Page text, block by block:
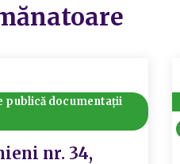
publică documentații
nr. 34,